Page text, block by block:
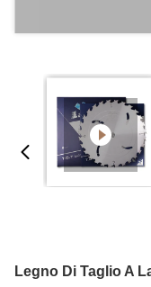
Legno Di Taglio A